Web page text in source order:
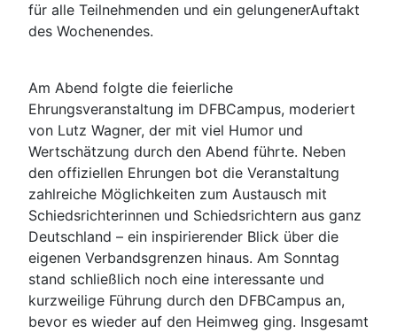
für alle Teilnehmenden und ein gelungenerAuftakt
des Wochenendes.
Am Abend folgte die feierliche
Ehrungsveranstaltung im DFBCampus, moderiert
von Lutz Wagner, der mit viel Humor und
Wertschätzung durch den Abend führte. Neben
den offiziellen Ehrungen bot die Veranstaltung
zahlreiche Möglichkeiten zum Austausch mit
Schiedsrichterinnen und Schiedsrichtern aus ganz
Deutschland – ein inspirierender Blick über die
eigenen Verbandsgrenzen hinaus. Am Sonntag
stand schließlich noch eine interessante und
kurzweilige Führung durch den DFBCampus an,
bevor es wieder auf den Heimweg ging. Insgesamt